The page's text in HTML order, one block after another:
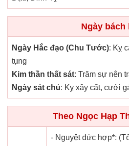
Ngày bách
Ngày Hắc đạo (Chu Tước): Kỵ
tụng
Kim thần thất sát: Trăm sự nên
Ngày sát chủ: Kỵ xây cất, cưới
Theo Ngọc Hạp
- Nguyệt đức hợp*: